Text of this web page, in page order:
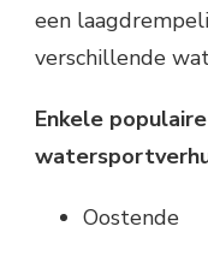
een
verschillende
Enkele
Oostende